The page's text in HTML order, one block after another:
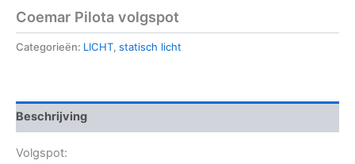
Coemar Pilota volgspot
Categorieën: LICHT, statisch licht
Beschrijving
Volgspot: